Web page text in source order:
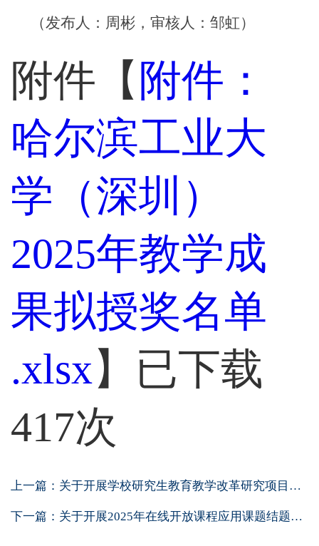
（发布人： 周彬 ，审核人：邹虹）
附件【 附件：
哈尔滨工业大
学（深圳）
2025年教学成
果拟授奖名单
.xlsx】已下载
417次
上一篇： 关于开展学校研究生教育教学改革研究项目结...
下一篇： 关于开展2025年在线开放课程应用课题结题验...